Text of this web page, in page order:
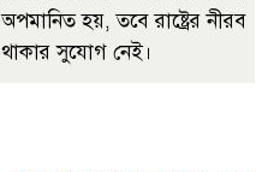
অপমানিত হয়, তবে রাষ্ট্রের নীরব
থাকার সুযোগ নেই।